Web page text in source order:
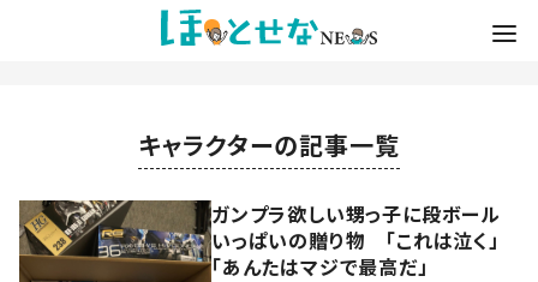
キャラクターの記事一覧
ガンプラ欲しい甥っ子に段ボール
いっぱいの贈り物 「これは泣く」
「あんたはマジで最高だ」